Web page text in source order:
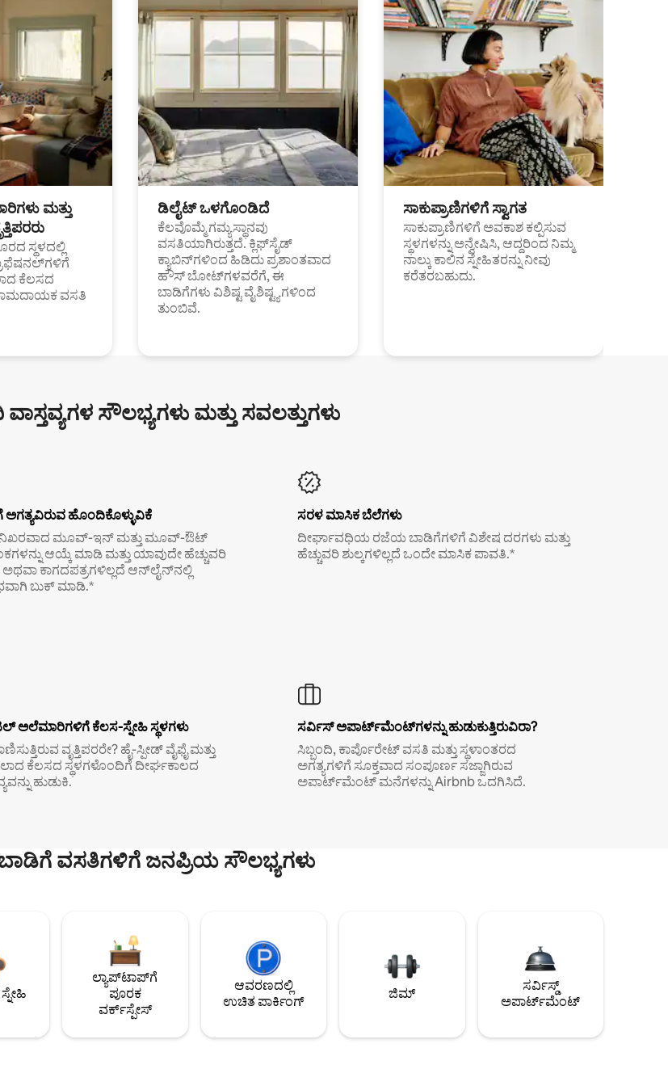
ಮತ್ತು
ಸ್ಥಳದಲ್ಲಿ
ಕೆಲಸದ
ವಸತಿ
ಡಿಲೈಟ್ ಒಳಗೊಂಡಿದೆ
ಕೆಲವೊಮ್ಮೆ ಗಮ್ಯಸ್ಥಾನವು
ವಸತಿಯಾಗಿರುತ್ತದೆ. ಕ್ಲಿಫ್‌ಸೈಡ್
ಕ್ಯಾಬಿನ್‌ಗಳಿಂದ ಹಿಡಿದು ಪ್ರಶಾಂತವಾದ
ಹೌಸ್ ಬೋಟ್‌ಗಳವರೆಗೆ, ಈ
ಬಾಡಿಗೆಗಳು ವಿಶಿಷ್ಟ ವೈಶಿಷ್ಟ್ಯಗಳಿಂದ
ತುಂಬಿವೆ.
ಸಾಕುಪ್ರಾಣಿಗಳಿಗೆ ಸ್ವಾಗತ
ಸಾಕುಪ್ರಾಣಿಗಳಿಗೆ ಅವಕಾಶ ಕಲ್ಪಿಸುವ
ಸ್ಥಳಗಳನ್ನು ಅನ್ವೇಷಿಸಿ, ಆದ್ದರಿಂದ ನಿಮ್ಮ
ನಾಲ್ಕು ಕಾಲಿನ ಸ್ನೇಹಿತರನ್ನು ನೀವು
ಕರೆತರಬಹುದು.
ಸೌಲಭ್ಯಗಳು ಮತ್ತು ಸವಲತ್ತುಗಳು
ಹೊಂದಿಕೊಳ್ಳುವಿಕೆ
ನಿಖರವಾದ ಮೂವ್-ಇನ್ ಮತ್ತು ಮೂವ್-ಔಟ್
ಆಯ್ಕೆ ಮಾಡಿ ಮತ್ತು ಯಾವುದೇ ಹೆಚ್ಚುವರಿ
ಅಥವಾ ಕಾಗದಪತ್ರಗಳಿಲ್ಲದೆ ಆನ್‌ಲೈನ್‌ನಲ್ಲಿ
ಬುಕ್ ಮಾಡಿ.*
ಸರಳ ಮಾಸಿಕ ಬೆಲೆಗಳು
ದೀರ್ಘಾವಧಿಯ ರಜೆಯ ಬಾಡಿಗೆಗಳಿಗೆ ವಿಶೇಷ ದರಗಳು ಮತ್ತು
ಹೆಚ್ಚುವರಿ ಶುಲ್ಕಗಳಿಲ್ಲದೆ ಒಂದೇ ಮಾಸಿಕ ಪಾವತಿ.*
ಅಲೆಮಾರಿಗಳಿಗೆ ಕೆಲಸ-ಸ್ನೇಹಿ ಸ್ಥಳಗಳು
ವೃತ್ತಿಪರರೇ? ಹೈ-ಸ್ಪೀಡ್ ವೈಫೈ ಮತ್ತು
ಕೆಲಸದ ಸ್ಥಳಗಳೊಂದಿಗೆ ದೀರ್ಘಕಾಲದ
ಹುಡುಕಿ.
ಸರ್ವಿಸ್ ಅಪಾರ್ಟ್‌ಮೆಂಟ್‌ಗಳನ್ನು ಹುಡುಕುತ್ತಿರುವಿರಾ?
ಸಿಬ್ಬಂದಿ, ಕಾರ್ಪೊರೇಟ್ ವಸತಿ ಮತ್ತು ಸ್ಥಳಾಂತರದ
ಅಗತ್ಯಗಳಿಗೆ ಸೂಕ್ತವಾದ ಸಂಪೂರ್ಣ ಸಜ್ಜಾಗಿರುವ
ಅಪಾರ್ಟ್‌ಮೆಂಟ್ ಮನೆಗಳನ್ನು Airbnb ಒದಗಿಸಿದೆ.
ವಸತಿಗಳಿಗೆ ಜನಪ್ರಿಯ ಸೌಲಭ್ಯಗಳು
ಲ್ಯಾಪ್‌ಟಾಪ್‌ಗೆ
ಪೂರಕ
ವರ್ಕ್‌ಸ್ಪೇಸ್
ಆವರಣದಲ್ಲಿ
ಉಚಿತ ಪಾರ್ಕಿಂಗ್
ಜಿಮ್
ಸರ್ವಿಸ್ಡ್
ಅಪಾರ್ಟ್‌ಮೆಂಟ್